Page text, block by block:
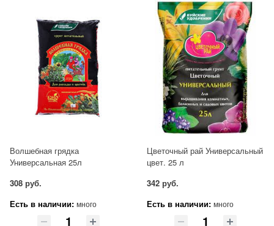
Волшебная грядка
Универсальная 25л
308 руб.
Есть в наличии: много
Цветочный рай Универсальный
цвет. 25 л
342 руб.
Есть в наличии: много